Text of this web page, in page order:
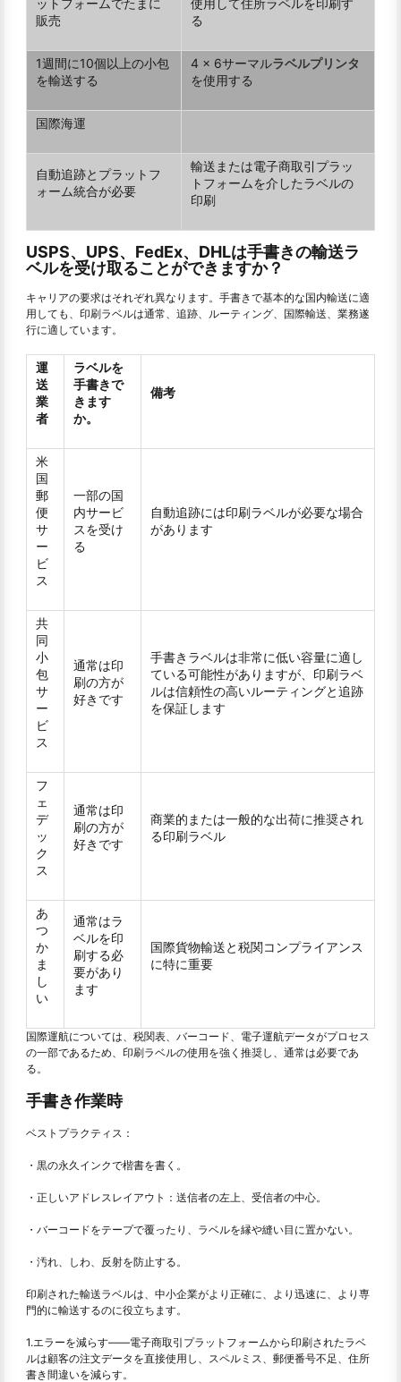
販売
る
1週間に10個以上の小包
を輸送する
4 x 6サーマルラベルプリンタ
を使用する
国際海運
自動追跡とプラットフ
ォーム統合が必要
輸送または電子商取引プラッ
トフォームを介したラベルの
印刷
USPS、UPS、FedEx、DHLは手書きの輸送ラ
ベルを受け取ることができますか？
キャリアの要求はそれぞれ異なります。手書きで基本的な国内輸送に適
用しても、印刷ラベルは通常、追跡、ルーティング、国際輸送、業務遂
行に適しています。
運
送
業
者
ラベルを
手書きで
きます
か。
備考
米
国
郵
便
サ
ー
ビ
ス
一部の国
内サービ
スを受け
る
自動追跡には印刷ラベルが必要な場合
があります
共
同
小
包
サ
ー
ビ
ス
通常は印
刷の方が
好きです
手書きラベルは非常に低い容量に適し
ている可能性がありますが、印刷ラベ
ルは信頼性の高いルーティングと追跡
を保証します
フ
ェ
デ
ッ
ク
ス
通常は印
刷の方が
好きです
商業的または一般的な出荷に推奨され
る印刷ラベル
あ
つ
か
ま
し
い
通常はラ
ベルを印
刷する必
要があり
ます
国際貨物輸送と税関コンプライアンス
に特に重要
国際運航については、税関表、バーコード、電子運航データがプロセス
の一部であるため、印刷ラベルの使用を強く推奨し、通常は必要であ
る。
手書き作業時
ベストプラクティス：
・黒の永久インクで楷書を書く。
・正しいアドレスレイアウト：送信者の左上、受信者の中心。
・バーコードをテープで覆ったり、ラベルを縁や縫い目に置かない。
・汚れ、しわ、反射を防止する。
印刷された輸送ラベルは、中小企業がより正確に、より迅速に、より専
門的に輸送するのに役立ちます。
1.エラーを減らす——電子商取引プラットフォームから印刷されたラベ
ルは顧客の注文データを直接使用し、スペルミス、郵便番号不足、住所
書き間違いを減らす。